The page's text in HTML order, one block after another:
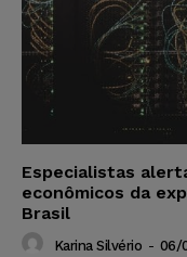
Especialistas
econômicos da
Brasil
Karina Silvério - 06/